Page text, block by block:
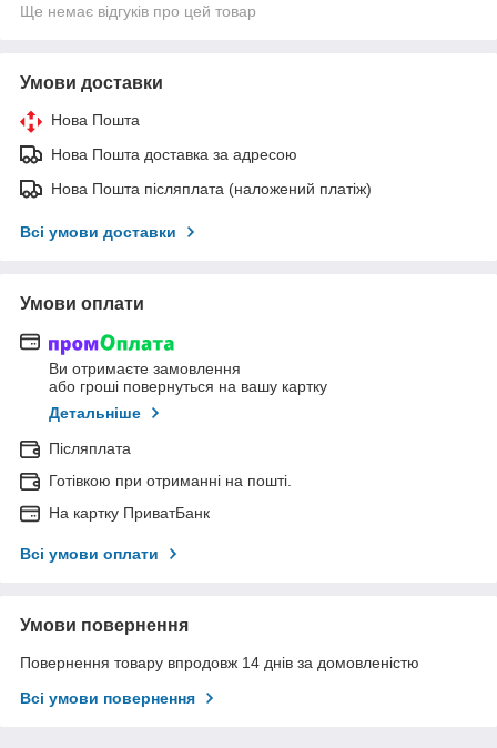
Ще немає відгуків про цей товар
Умови доставки
Нова Пошта
Нова Пошта доставка за адресою
Нова Пошта післяплата (наложений платіж)
Всі умови доставки
Умови оплати
Ви отримаєте замовлення
або гроші повернуться на вашу картку
Детальніше
Післяплата
Готівкою при отриманні на пошті.
На картку ПриватБанк
Всі умови оплати
Умови повернення
Повернення товару впродовж 14 днів за домовленістю
Всі умови повернення